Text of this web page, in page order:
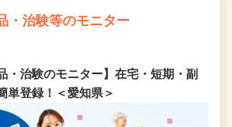
・治験等のモニター
・治験のモニター】在宅・短期・副
登録！＜愛知県＞